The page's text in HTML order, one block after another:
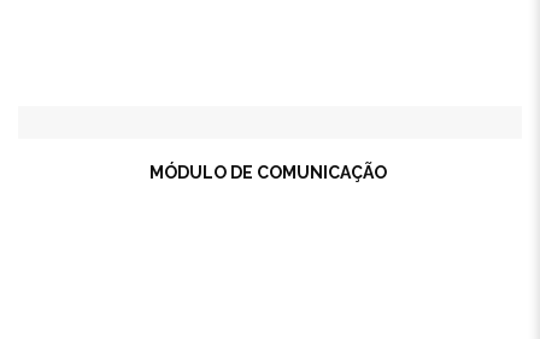
MÓDULO DE COMUNICAÇÃO